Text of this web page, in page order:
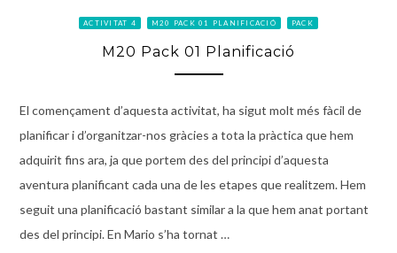
ACTIVITAT 4 M20 PACK 01 PLANIFICACIÓ PACK
M20 Pack 01 Planificació
El començament d’aquesta activitat, ha sigut molt més fàcil de
planificar i d’organitzar-nos gràcies a tota la pràctica que hem
adquirit fins ara, ja que portem des del principi d’aquesta
aventura planificant cada una de les etapes que realitzem. Hem
seguit una planificació bastant similar a la que hem anat portant
des del principi. En Mario s’ha tornat …